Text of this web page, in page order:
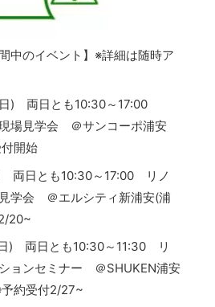
中のイベント】※詳細は随時ア
日) 両日とも10:30～17:00
場見学会 ＠サンコーポ浦安
開始
両日とも10:30～17:00 リノ
学会 ＠エルシティ新浦安(浦
20~
) 両日とも10:30～11:30 リ
ョンセミナー ＠SHUKEN浦安
約受付2/27~